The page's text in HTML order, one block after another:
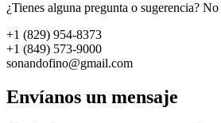
¿Tienes alguna pregunta o sugerencia?
+1 (829) 954-8373
+1 (849) 573-9000
sonandofino@gmail.com
Envíanos un mensaje